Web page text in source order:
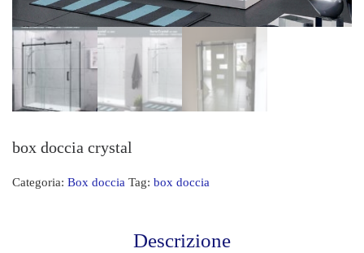
box doccia crystal
Categoria: Box doccia Tag: box doccia
Descrizione